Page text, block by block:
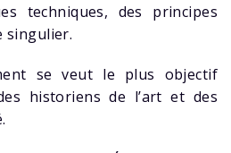
techniques, des principes
singulier.
se veut le plus objectif
historiens de l’art et des